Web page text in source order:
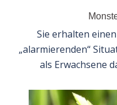
Sie erhalten
„alarmierenden“
als Erwachsene